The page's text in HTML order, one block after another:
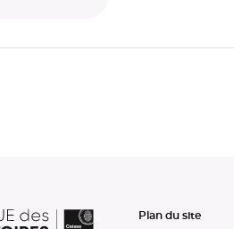
Plan du site